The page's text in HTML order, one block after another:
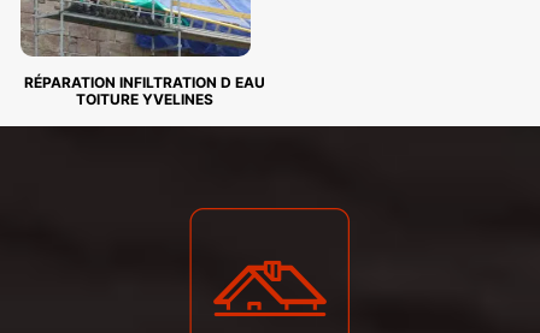
RÉPARATION INFILTRATION D EAU
TOITURE YVELINES